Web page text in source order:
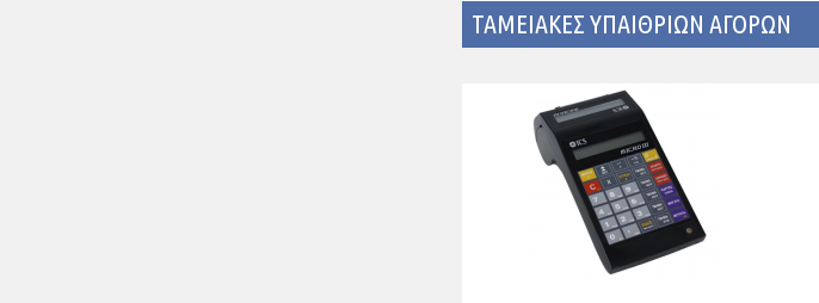
ΤΑΜΕΙΑΚΈΣ ΥΠΑΊΘΡΙΩΝ ΑΓΟΡΏΝ